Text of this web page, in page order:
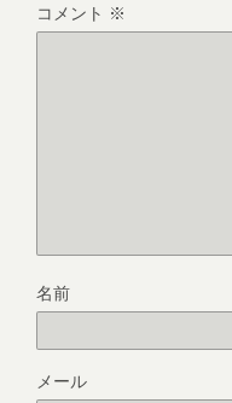
コメント ※
名前
メール